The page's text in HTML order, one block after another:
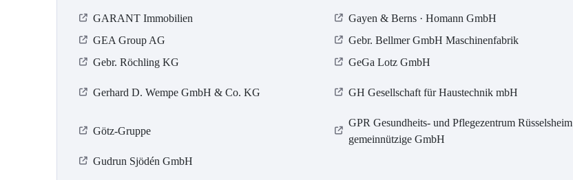
GARANT Immobilien Gayen & Berns · Homann GmbH
GEA Group AG
Gebr. Bellmer GmbH Maschinenfabrik
Gebr. Röchling KG
GeGa Lotz GmbH
Gerhard D. Wempe GmbH & Co. KG GH Gesellschaft für Haustechnik mbH
Götz-Gruppe
GPR Gesundheits- und Pflegezentrum Rüsselsheim
gemeinnützige GmbH
Gudrun Sjödén GmbH